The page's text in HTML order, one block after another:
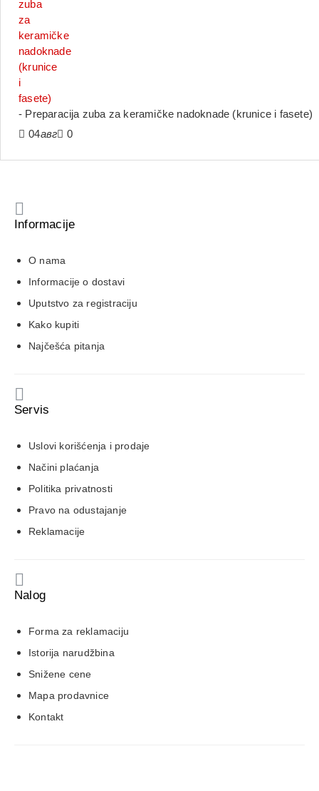
- Preparacija zuba za keramičke nadoknade (krunice i fasete)
04авг 0
Informacije
O nama
Informacije o dostavi
Uputstvo za registraciju
Kako kupiti
Najčešća pitanja
Servis
Uslovi korišćenja i prodaje
Načini plaćanja
Politika privatnosti
Pravo na odustajanje
Reklamacije
Nalog
Forma za reklamaciju
Istorija narudžbina
Snižene cene
Mapa prodavnice
Kontakt